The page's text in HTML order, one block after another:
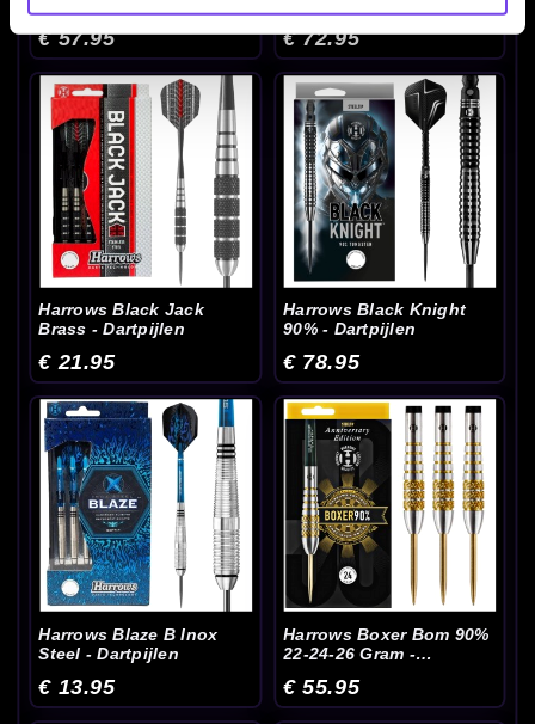
€ 57.95 € 72.95
Harrows Black Jack
Brass - Dartpijlen
€ 21.95
Harrows Black Knight
90% - Dartpijlen
€ 78.95
Harrows Blaze B Inox
Steel - Dartpijlen
€ 13.95
Harrows Boxer Bom 90%
22-24-26 Gram -
€ 55.95